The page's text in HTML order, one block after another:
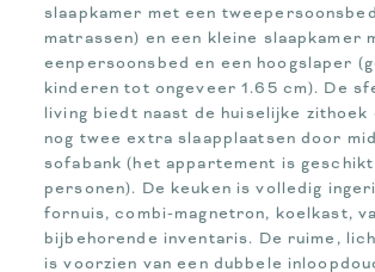
slaapkamer met een
matrassen) en een kleine slaapkamer
eenpersoonsbed en een hoogslaper
kinderen tot ongeveer 1.65 cm). De
living biedt naast de huiselijke zithoek
nog twee extra slaapplaatsen door
sofabank (het appartement is
personen). De keuken is volledig
fornuis, combi-magnetron, koelkast,
bijbehorende inventaris. De ruime,
is voorzien van een dubbele